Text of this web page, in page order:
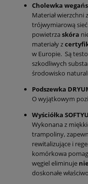
Cholewka
Materiał wierzchni
trójwymiarową
powietrza skóra
materiały z
w Europie. Są
szkodliwych
środowisko
Podszewka
O wyjątkowym
Wyściółka
Wykonana z
trampoliny,
rewitalizujące i
komórkowa
węgiel eliminuje
doskonałe